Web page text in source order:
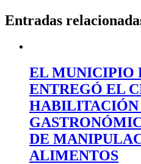
Entradas
EL MUNICIPIO
ENTREGÓ EL
HABILITACIÓN
DE
ALIMENTOS